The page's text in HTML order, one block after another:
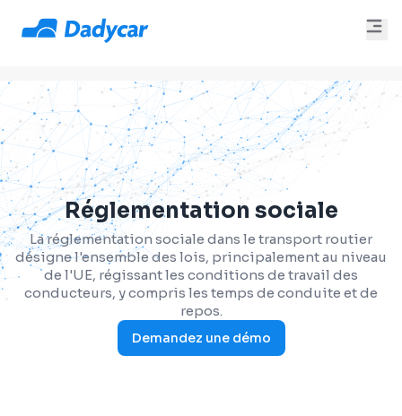
Réglementation sociale
La réglementation sociale dans le transport routier
désigne l'ensemble des lois, principalement au niveau
de l'UE, régissant les conditions de travail des
conducteurs, y compris les temps de conduite et de
repos.
Demandez une démo